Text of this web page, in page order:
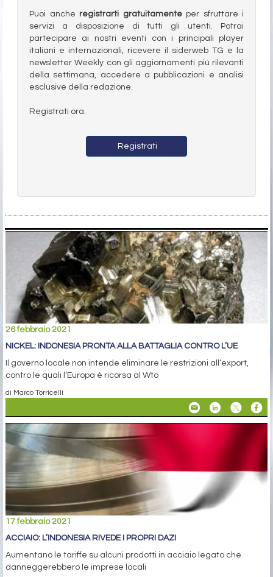
Puoi anche registrarti gratuitamenteper sfruttare i
servizi a disposizione di tutti gli utenti. Potrai
partecipare ai nostri eventi con i principali player
italiani e internazionali, ricevere il siderweb TG e la
newsletter Weekly con gli aggiornamenti più rilevanti
della settimana, accedere a pubblicazioni e analisi
esclusive della redazione.
Registrati ora.
Registrati
26 febbraio 2021
NICKEL: INDONESIA PRONTA ALLA BATTAGLIA CONTRO L’UE
Il governo locale non intende eliminare le restrizioni all’export,
contro le quali l’Europa è ricorsa al Wto
di Marco Torricelli
17 febbraio 2021
ACCIAIO: L’INDONESIA RIVEDE I PROPRI DAZI
Aumentano le tariffe su alcuni prodotti in acciaio legato che
danneggerebbero le imprese locali